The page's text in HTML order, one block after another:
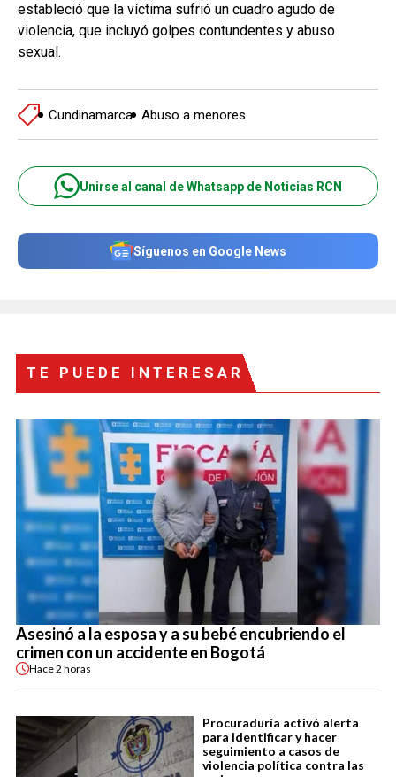
estableció que la víctima sufrió un cuadro agudo de
violencia, que incluyó golpes contundentes y abuso
sexual.
Cundinamarca Abuso a menores
Unirse al canal de Whatsapp de Noticias RCN
Síguenos en Google News
TE PUEDE INTERESAR
Asesinó a la esposa y a su bebé encubriendo el
crimen con un accidente en Bogotá
Hace2 horas
Procuraduría activó alerta
para identificar y hacer
seguimiento a casos de
violencia política contra las